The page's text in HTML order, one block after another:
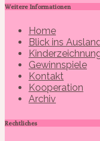
Weitere Informationen
Home
Blick ins
Gewinnspiele
Kontakt
Kooperation
Archiv
Rechtliches